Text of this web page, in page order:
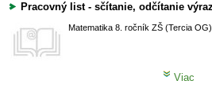
Matematika 8. ročník ZŠ (Tercia OG)
Viac